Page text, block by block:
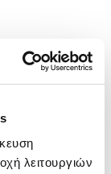
λειτουργιών